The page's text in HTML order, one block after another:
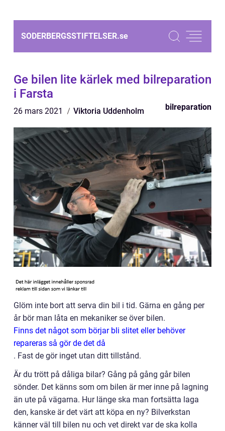
SODERBERGSSTIFTELSER.se
Ge bilen lite kärlek med bilreparation
i Farsta
26 mars 2021 Viktoria Uddenholm bilreparation
Glöm inte bort att serva din bil i tid. Gärna en gång per
år bör man låta en mekaniker se över bilen.
Finns det något som börjar bli slitet eller behöver
repareras så gör de det då
. Fast de gör inget utan ditt tillstånd.
Är du trött på dåliga bilar? Gång på gång går bilen
sönder. Det känns som om bilen är mer inne på lagning
än ute på vägarna. Hur länge ska man fortsätta laga
den, kanske är det värt att köpa en ny? Bilverkstan
känner väl till bilen nu och vet direkt var de ska kolla